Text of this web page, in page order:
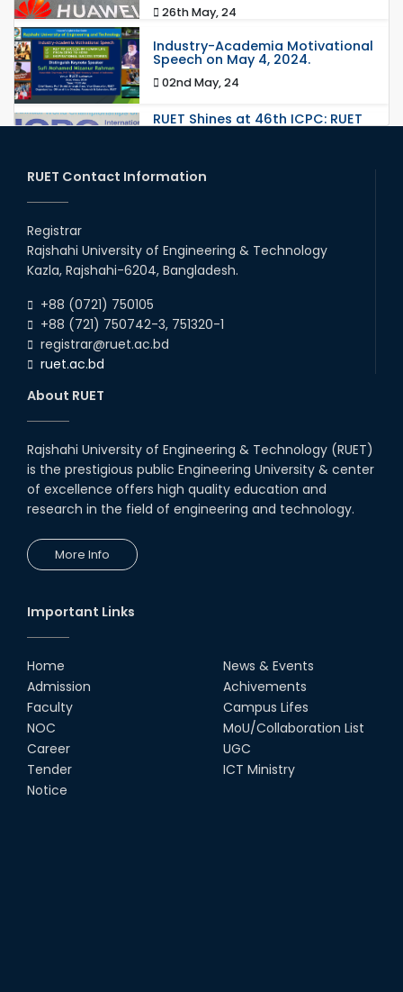
26th May, 24
Industry-Academia Motivational
Speech on May 4, 2024.
02nd May, 24
RUET Shines at 46th ICPC: RUET
seized the opportunity to
19th Apr, 24
01st Apr, 24
রুয়েটে কোলাবোরেটিভ মিট-২০২৪
20th Mar, 24
রুয়েটে গবেষণা প্রকল্পের অগ্রগতি বিষয়ক সেমিনার
অনুষ্ঠিত
27th Feb, 24
17th Feb, 24
রুয়েটে পালিত হয়েছে জাতীয় গ্রন্থাগার দিবস
05th Feb, 24
RUET Contact Information
Registrar
Rajshahi University of Engineering & Technology
Kazla, Rajshahi-6204, Bangladesh.
+88 (0721) 750105
+88 (721) 750742-3, 751320-1
registrar@ruet.ac.bd
ruet.ac.bd
About RUET
Rajshahi University of Engineering & Technology (RUET)
is the prestigious public Engineering University & center
of excellence offers high quality education and
research in the field of engineering and technology.
More Info
Important Links
Home
Admission
Faculty
NOC
Career
Tender
Notice
News & Events
Achivements
Campus Lifes
MoU/Collaboration List
UGC
ICT Ministry